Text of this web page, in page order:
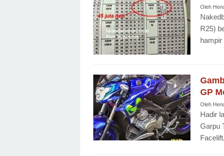
Oleh
R25)
GP
Oleh
Hadir
Garpu